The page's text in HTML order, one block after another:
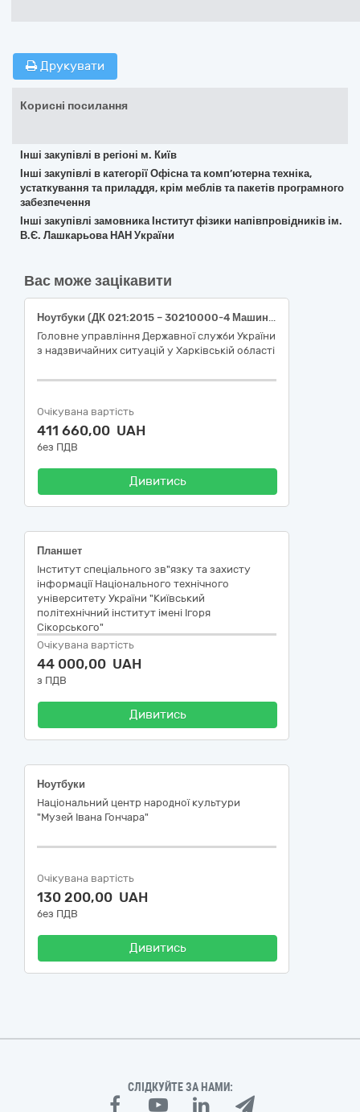
Друкувати
Корисні посилання
Інші закупівлі в регіоні м. Київ
Інші закупівлі в категорії Офісна та комп’ютерна техніка,
устаткування та приладдя, крім меблів та пакетів програмного
забезпечення
Інші закупівлі замовника Інститут фізики напівпровідників ім.
В.Є. Лашкарьова НАН України
Вас може зацікавити
Ноутбуки (ДК 021:2015 – 30210000-4 Машини для обробки даних (апаратна частина))
Головне управління Державної служби України
з надзвичайних ситуацій у Харківській області
Очікувана вартість
411 660,00 UAH
без ПДВ
Дивитись
Планшет
Інститут спеціального зв"язку та захисту
інформації Національного технічного
університету України "Київський
політехнічний інститут імені Ігоря
Сікорського"
Очікувана вартість
44 000,00 UAH
з ПДВ
Дивитись
Ноутбуки
Національний центр народної культури
"Музей Івана Гончара"
Очікувана вартість
130 200,00 UAH
без ПДВ
Дивитись
СЛІДКУЙТЕ ЗА НАМИ: